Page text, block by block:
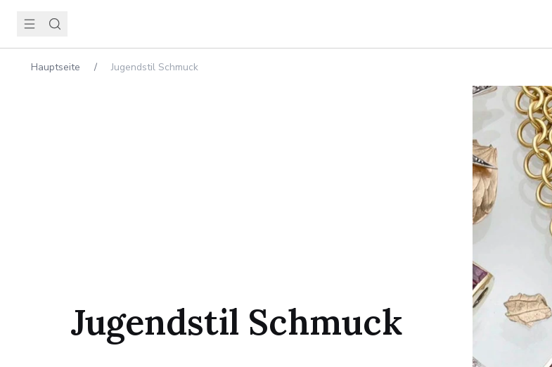
Hauptseite / Jugendstil Schmuck
Jugendstil Schmuck